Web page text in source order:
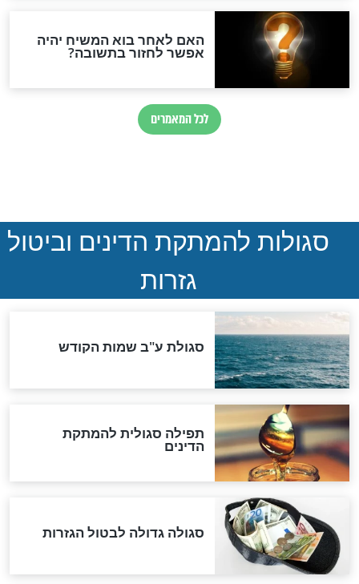
ההסכם החשאי של טראמפ
ואיראן: בלי שקיפות ועם הרבה
סימני שאלה
המסמך האבוד שנחשף
שורדת השואה שחוגגת 100:
"מודה לקב"ה על כל השנים"
"נביא בעיר": מכירת המחלה
לגוי והוספת השם חזקיהו
לכל המאמרים
אחרית הימים